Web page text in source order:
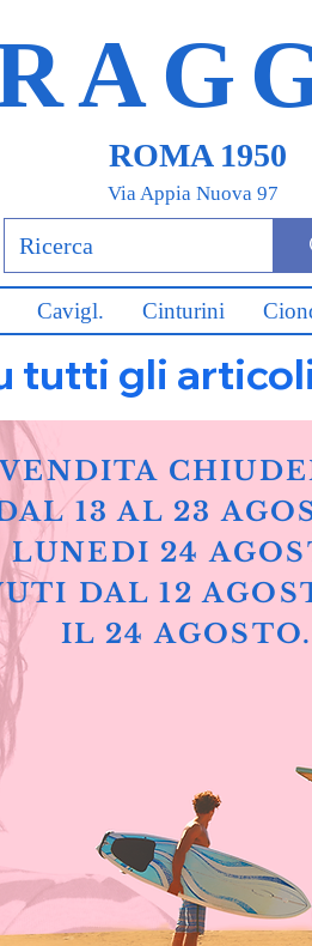
ROMA 1950
Via Appia Nuova 97
Cavigl. Cinturini
tutti gli
13 AL 23
LUNEDI 24
DAL 12
IL 24 AGOSTO.